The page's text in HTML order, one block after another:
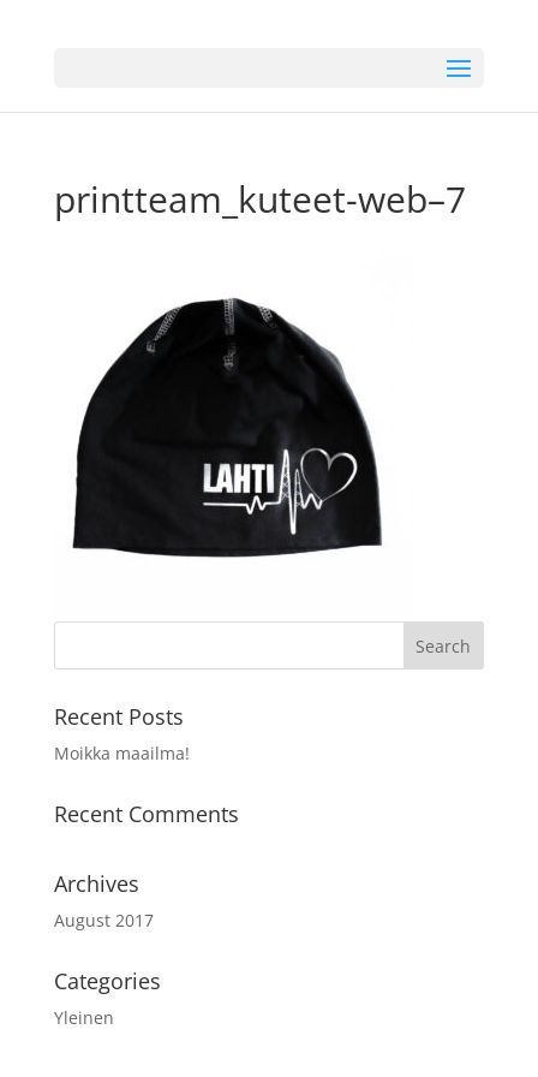
printteam_kuteet-web–7
Recent Posts
Moikka maailma!
Recent Comments
Archives
August 2017
Categories
Yleinen